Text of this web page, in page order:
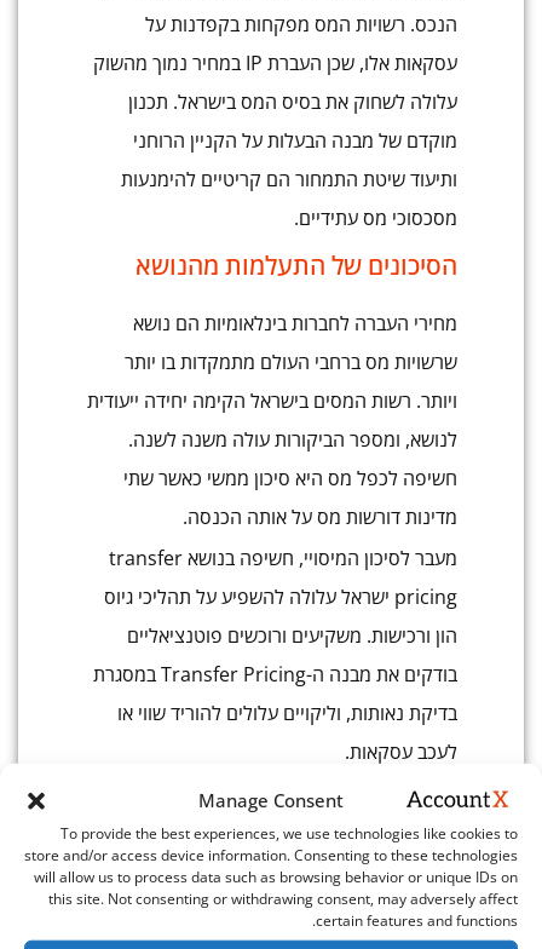
Manage Consent
To provide the best experiences, we use technologies like cookies to
store and/or access device information. Consenting to these technologies
will allow us to process data such as browsing behavior or unique IDs on
this site. Not consenting or withdrawing consent, may adversely affect
certain features and functions.
הנכס. רשויות המס מפקחות בקפדנות על
עסקאות אלו, שכן העברת IP במחיר נמוך מהשוק
עלולה לשחוק את בסיס המס בישראל. תכנון
מוקדם של מבנה הבעלות על הקניין הרוחני
ותיעוד שיטת התמחור הם קריטיים להימנעות
מסכסוכי מס עתידיים.
הסיכונים של התעלמות מהנושא
מחירי העברה לחברות בינלאומיות הם נושא
שרשויות מס ברחבי העולם מתמקדות בו יותר
ויותר. רשות המסים בישראל הקימה יחידה ייעודית
לנושא, ומספר הביקורות עולה משנה לשנה.
חשיפה לכפל מס היא סיכון ממשי כאשר שתי
מדינות דורשות מס על אותה הכנסה.
מעבר לסיכון המיסויי, חשיפה בנושא transfer
pricing ישראל עלולה להשפיע על תהליכי גיוס
הון ורכישות. משקיעים ורוכשים פוטנציאליים
בודקים את מבנה ה-Transfer Pricing במסגרת
בדיקת נאותות, וליקויים עלולים להוריד שווי או
לעכב עסקאות.
סיכום ושלב הבא
מחירי העברה לסטארטאפים דורשים תשומת לב
מוקדמת ומקצועית. אל תחכו לביקורת מס או
לתהליך Due Diligence כדי לטפל בנושא. תכנון